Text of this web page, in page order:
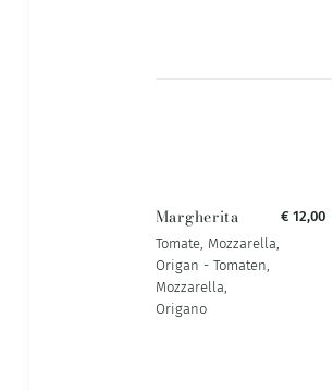
Margherita
Tomate, Mozzarella,
Origan - Tomaten,
Mozzarella,
Origano
€ 12,00